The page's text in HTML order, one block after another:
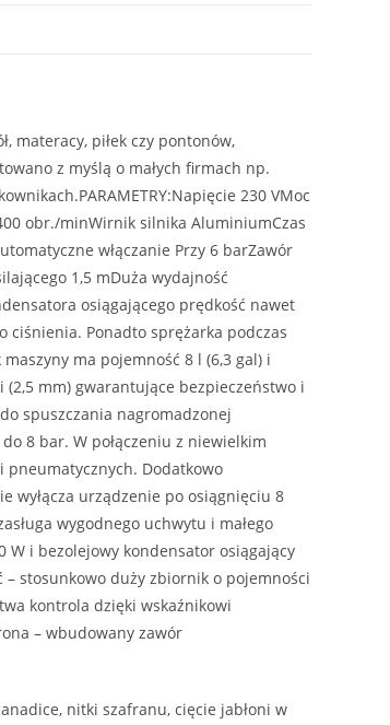
materacy, piłek czy pontonów,
z myślą o małych firmach np.
230 VMoc
obr./minWirnik silnika AluminiumCzas
włączanie Przy 6 barZawór
1,5 mDuża wydajność
osiągającego prędkość nawet
ciśnienia. Ponadto sprężarka podczas
ma pojemność 8 l (6,3 gal) i
mm) gwarantujące bezpieczeństwo i
spuszczania nagromadzonej
8 bar. W połączeniu z niewielkim
Dodatkowo
wyłącza urządzenie po osiągnięciu 8
wygodnego uchwytu i małego
W i bezolejowy kondensator osiągający
stosunkowo duży zbiornik o pojemności
kontrola dzięki wskaźnikowi
– wbudowany zawór
nitki szafranu, cięcie jabłoni w